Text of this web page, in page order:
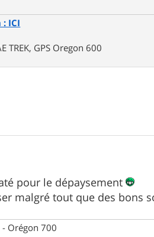
ICI
TREK, GPS Oregon 600
pour le dépaysement
malgré tout que des bons
- Orégon 700